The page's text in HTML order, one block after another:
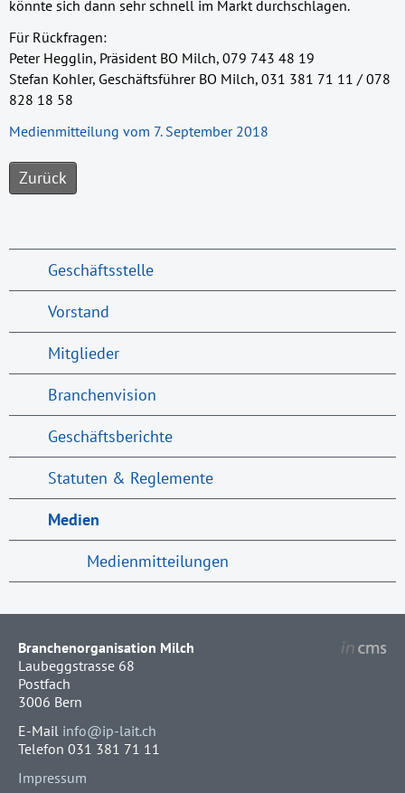
könnte sich dann sehr schnell im Markt durchschlagen.
Für Rückfragen:
Peter Hegglin, Präsident BO Milch, 079 743 48 19
Stefan Kohler, Geschäftsführer BO Milch, 031 381 71 11 / 078
828 18 58
Medienmitteilung vom 7. September 2018
Zurück
Geschäftsstelle
Vorstand
Mitglieder
Branchenvision
Geschäftsberichte
Statuten & Reglemente
Medien
Medienmitteilungen
Branchenorganisation Milch
Laubeggstrasse 68
Postfach
3006 Bern
E-Mail info@ip-lait.ch
Telefon 031 381 71 11
Impressum